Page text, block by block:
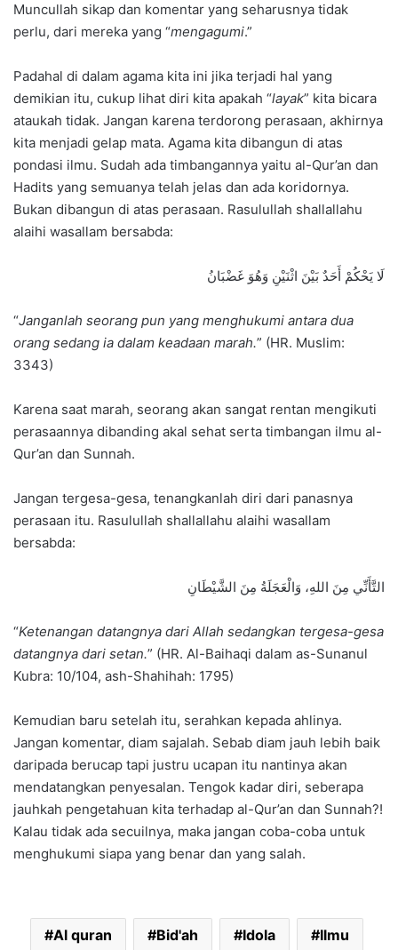
Muncullah sikap dan komentar yang seharusnya tidak
perlu, dari mereka yang “mengagumi.”
Padahal di dalam agama kita ini jika terjadi hal yang
demikian itu, cukup lihat diri kita apakah “layak” kita bicara
ataukah tidak. Jangan karena terdorong perasaan, akhirnya
kita menjadi gelap mata. Agama kita dibangun di atas
pondasi ilmu. Sudah ada timbangannya yaitu al-Qur’an dan
Hadits yang semuanya telah jelas dan ada koridornya.
Bukan dibangun di atas perasaan. Rasulullah shallallahu
alaihi wasallam bersabda:
لَا يَحْكُمْ أَحَدٌ بَيْنَ اثْنَيْنِ وَهُوَ غَضْبَانُ
“Janganlah seorang pun yang menghukumi antara dua
orang sedang ia dalam keadaan marah.” (HR. Muslim:
3343)
Karena saat marah, seorang akan sangat rentan mengikuti
perasaannya dibanding akal sehat serta timbangan ilmu al-
Qur’an dan Sunnah.
Jangan tergesa-gesa, tenangkanlah diri dari panasnya
perasaan itu. Rasulullah shallallahu alaihi wasallam
bersabda:
التَّأَنِّي مِنَ اللهِ، وَالْعَجَلَةُ مِنَ الشَّيْطَانِ
“Ketenangan datangnya dari Allah sedangkan tergesa-gesa
datangnya dari setan.” (HR. Al-Baihaqi dalam as-Sunanul
Kubra: 10/104, ash-Shahihah: 1795)
Kemudian baru setelah itu, serahkan kepada ahlinya.
Jangan komentar, diam sajalah. Sebab diam jauh lebih baik
daripada berucap tapi justru ucapan itu nantinya akan
mendatangkan penyesalan. Tengok kadar diri, seberapa
jauhkah pengetahuan kita terhadap al-Qur’an dan Sunnah?!
Kalau tidak ada secuilnya, maka jangan coba-coba untuk
menghukumi siapa yang benar dan yang salah.
Al quran Bid'ah Idola Ilmu